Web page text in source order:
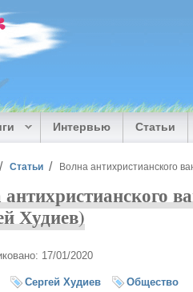
Интервью Статьи
Статьи Волна антихристианского
Худиев)
17/01/2020
Сергей Худиев Общество